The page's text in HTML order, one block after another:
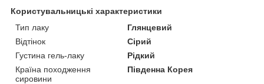
Користувальницькі характеристики
Тип лаку
Глянцевий
Відтінок
Сірий
Густина гель-лаку
Рідкий
Країна походження
сировини
Південна Корея